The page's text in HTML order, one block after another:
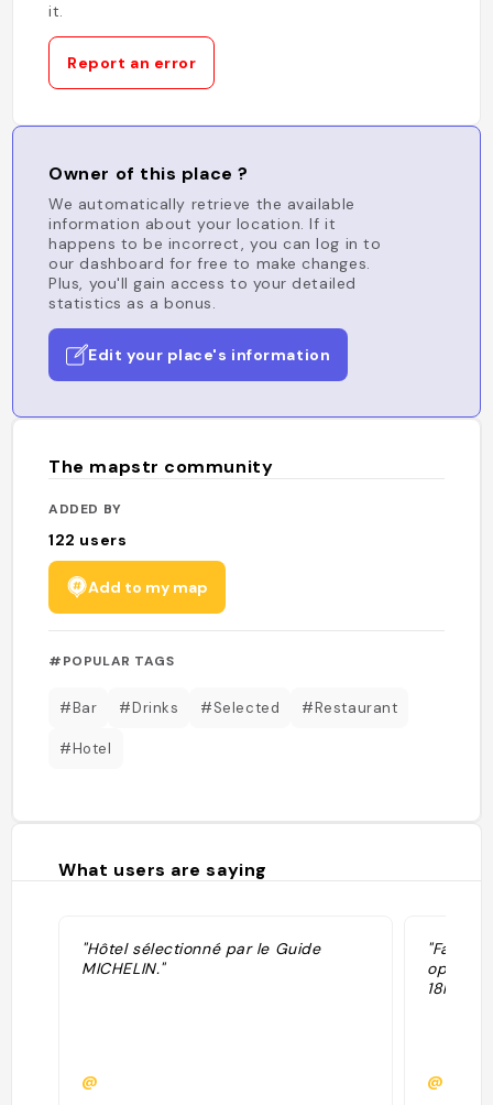
it.
Report an error
Owner of this place ?
We automatically retrieve the available
information about your location. If it
happens to be incorrect, you can log in to
our dashboard for free to make changes.
Plus, you'll gain access to your detailed
statistics as a bonus.
Edit your place's information
The mapstr community
ADDED BY
122 users
Add to my map
#POPULAR TAGS
#Bar #Drinks #Selected #Restaurant
#Hotel
What users are saying
"Hôtel sélectionné par le Guide
MICHELIN."
@
options
18h à